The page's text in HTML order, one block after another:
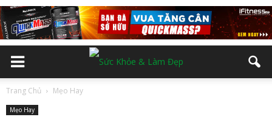
Trang Chủ Mẹo Hay
Mẹo Hay